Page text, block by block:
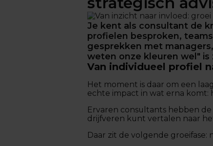
Je kent als consultant de
profielen besproken,
gesprekken met
weten onze kleuren wel" is
Van individueel profiel
Het moment is daar om een
echte impact in wat erna komt:
Ervaren consultants hebben
drijfveren kunt vertalen naar
Daar zit de volgende groeifase: